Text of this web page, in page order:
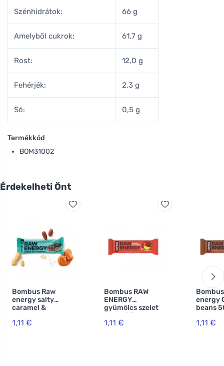
Szénhidrátok: 66 g
Amelyből cukrok: 61,7 g
Rost: 12,0 g
Fehérjék: 2,3 g
Só: 0,5 g
Termékkód
BOM31002
Érdekelheti Önt
Bombus Raw
energy salty
caramel &
1,11 €
Bombus RAW
ENERGY
gyümölcs szelet
mangó és
kesudió
1,11 €
energy
beans
1,11 €